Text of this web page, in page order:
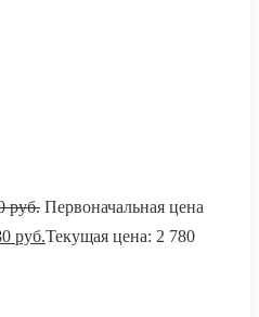
руб. Первоначальная цена
руб.Текущая цена: 2 780